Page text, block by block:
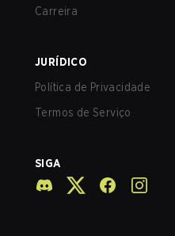
Carreira
JURÍDICO
Política de Privacidade
Termos de Serviço
SIGA